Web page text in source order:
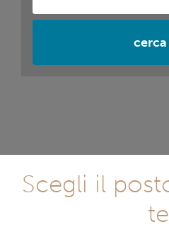
cerca
Scegli il
te